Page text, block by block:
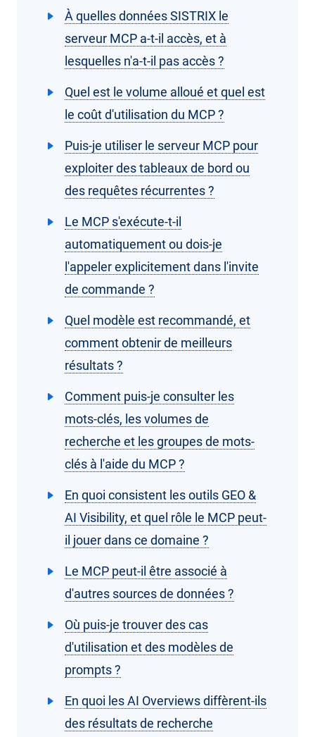
À quelles données SISTRIX le
serveur MCP a-t-il accès, et à
lesquelles n'a-t-il pas accès ?
Quel est le volume alloué et quel est
le coût d'utilisation du MCP ?
Puis-je utiliser le serveur MCP pour
exploiter des tableaux de bord ou
des requêtes récurrentes ?
Le MCP s'exécute-t-il
automatiquement ou dois-je
l'appeler explicitement dans l'invite
de commande ?
Quel modèle est recommandé, et
comment obtenir de meilleurs
résultats ?
Comment puis-je consulter les
mots-clés, les volumes de
recherche et les groupes de mots-
clés à l'aide du MCP ?
En quoi consistent les outils GEO &
AI Visibility, et quel rôle le MCP peut-
il jouer dans ce domaine ?
Le MCP peut-il être associé à
d'autres sources de données ?
Où puis-je trouver des cas
d'utilisation et des modèles de
prompts ?
En quoi les AI Overviews diffèrent-ils
des résultats de recherche